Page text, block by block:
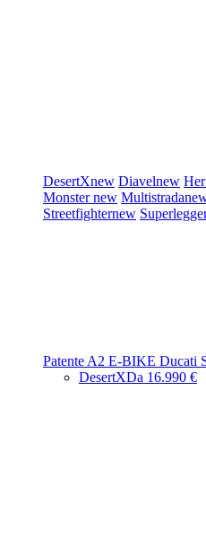
DesertXnew Diavelnew
Monsternew Multistrada
Streetfighternew
Patente A2 E-BIKE Ducati
DesertXDa 16.990 €